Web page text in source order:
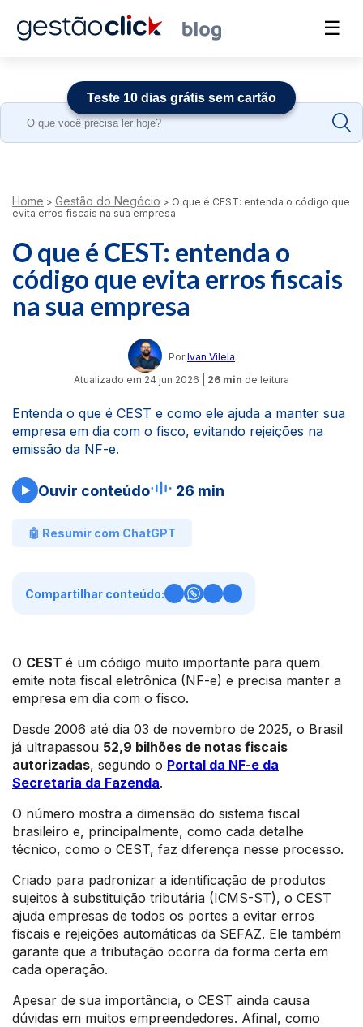
☰
Search
Home > Gestão do Negócio > O que é CEST: entenda o código que
evita erros fiscais na sua empresa
O que é CEST: entenda o
código que evita erros fiscais
na sua empresa
Por Ivan Vilela
Atualizado em 24 jun 2026 26 min de leitura
Entenda o que é CEST e como ele ajuda a manter sua
empresa em dia com o fisco, evitando rejeições na
emissão da NF-e.
Ouvir conteúdo 26 min
🤖 Resumir com ChatGPT
Compartilhar conteúdo:
O CEST é um código muito importante para quem
emite nota fiscal eletrônica (NF-e) e precisa manter a
empresa em dia com o fisco.
Desde 2006 até dia 03 de novembro de 2025, o Brasil
já ultrapassou 52,9 bilhões de notas fiscais
autorizadas, segundo o Portal da NF-e da
Secretaria da Fazenda.
O número mostra a dimensão do sistema fiscal
brasileiro e, principalmente, como cada detalhe
técnico, como o CEST, faz diferença nesse processo.
Criado para padronizar a identificação de produtos
sujeitos à substituição tributária (ICMS-ST), o CEST
ajuda empresas de todos os portes a evitar erros
fiscais e rejeições automáticas da SEFAZ. Ele também
garante que a tributação ocorra da forma certa em
cada operação.
Apesar de sua importância, o CEST ainda causa
dúvidas em muitos empreendedores. Afinal, como
Teste 10 dias grátis sem cartão